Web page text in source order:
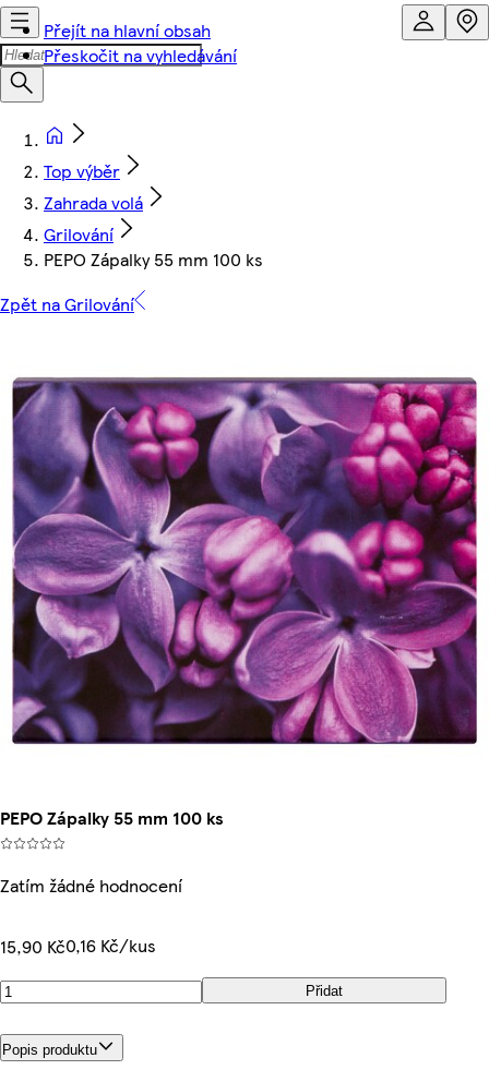
Přejít na hlavní obsah
Přeskočit na vyhledávání
Top výběr
Zahrada volá
Grilování
PEPO Zápalky 55 mm 100 ks
Zpět na Grilování
PEPO Zápalky 55 mm 100 ks
Zatím žádné hodnocení
15,90 Kč0,16 Kč/kus
Přidat
Popis produktu